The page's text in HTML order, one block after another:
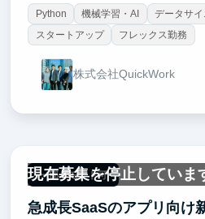
Python 機械学習・AI データサイ
スタートアップ
フレックス勤務
株式会社QuickWork
現在募集を停止していま
一部リモート可
急成長SaaSのアプリ向け